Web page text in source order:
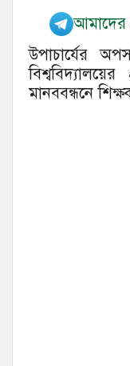
আমাদের
উপাচার্যের
মানববন্ধনে